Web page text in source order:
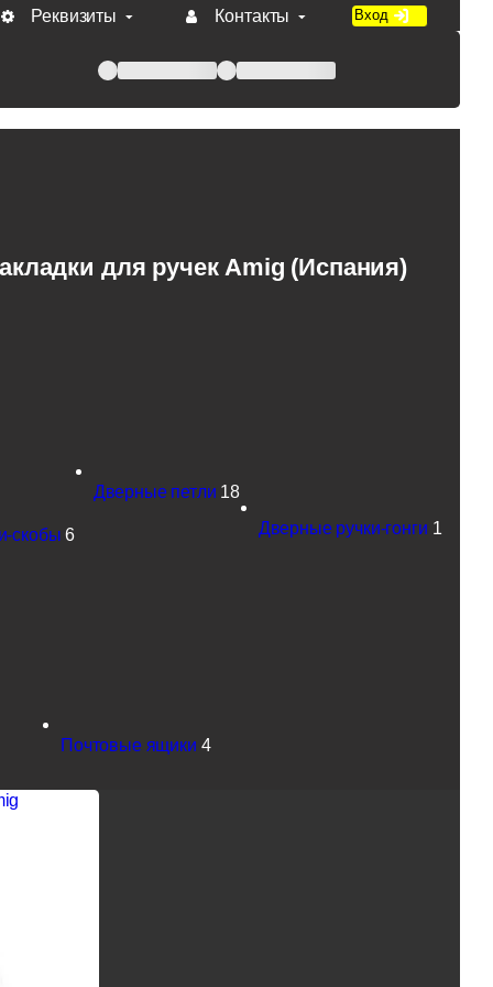
Реквизиты Контакты Вход
для ручек Amig (Испания)
скобы 6
Дверные петли 18
Дверные ручки-гонги 1
Почтовые ящики 4